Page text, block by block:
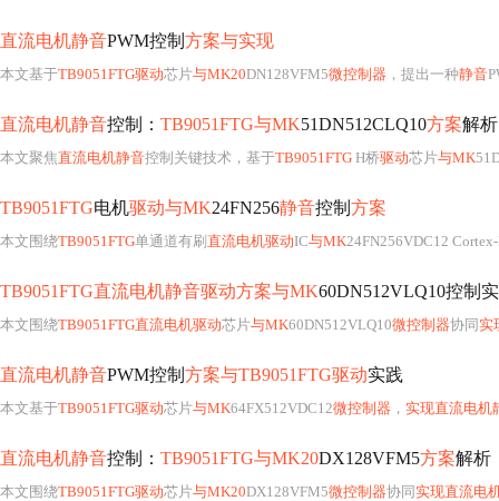
直流电机静音PWM控制 方案与实现
本文基于TB9051FTG驱动芯片与MK20DN128VFM5微控制器 ，提出一种静音
直流电机静音控制： TB9051FTG与MK51DN512CLQ10方案解析
本文聚焦直流电机静音控制关键技术，基于TB9051FTG H桥驱动芯片与MK
TB9051FTG电机驱动与MK24FN256静音控制 方案
本文围绕TB9051FTG单通道有刷 直流电机驱动IC与MK24FN256VDC12
TB9051FTG直流电机静音驱动方案与MK60DN512VLQ10控制
本文围绕TB9051FTG直流电机驱动芯片与MK60DN512VLQ10微控制器协同实
直流电机静音PWM控制 方案与TB9051FTG驱动实践
本文基于TB9051FTG驱动芯片与MK64FX512VDC12微控制器 ， 实现直流电机
直流电机静音控制： TB9051FTG与MK20DX128VFM5方案解析
本文围绕TB9051FTG驱动芯片与MK20DX128VFM5微控制器协同实现直流电